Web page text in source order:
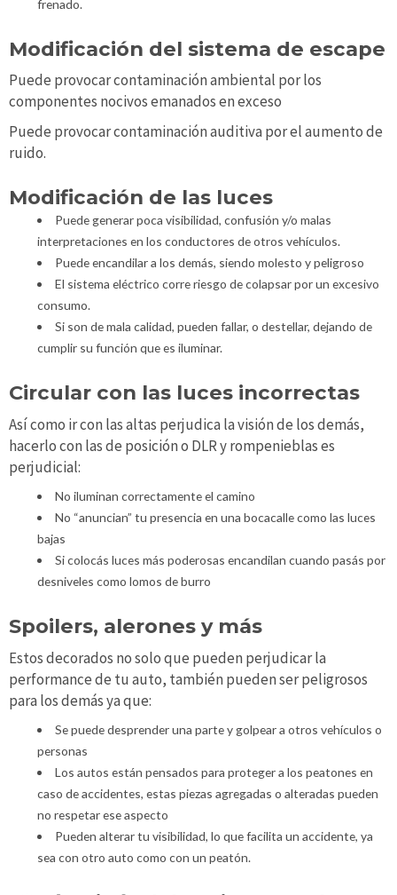
frenado.
Modificación del sistema de escape
Puede provocar contaminación ambiental por los
componentes nocivos emanados en exceso
Puede provocar contaminación auditiva por el aumento de
ruido.
Modificación de las luces
Puede generar poca visibilidad, confusión y/o malas
interpretaciones en los conductores de otros vehículos.
Puede encandilar a los demás, siendo molesto y peligroso
El sistema eléctrico corre riesgo de colapsar por un excesivo
consumo.
Si son de mala calidad, pueden fallar, o destellar, dejando de
cumplir su función que es iluminar.
Circular con las luces incorrectas
Así como ir con las altas perjudica la visión de los demás,
hacerlo con las de posición o DLR y rompenieblas es
perjudicial:
No iluminan correctamente el camino
No “anuncian” tu presencia en una bocacalle como las luces
bajas
Si colocás luces más poderosas encandilan cuando pasás por
desniveles como lomos de burro
Spoilers, alerones y más
Estos decorados no solo que pueden perjudicar la
performance de tu auto, también pueden ser peligrosos
para los demás ya que:
Se puede desprender una parte y golpear a otros vehículos o
personas
Los autos están pensados para proteger a los peatones en
caso de accidentes, estas piezas agregadas o alteradas pueden
no respetar ese aspecto
Pueden alterar tu visibilidad, lo que facilita un accidente, ya
sea con otro auto como con un peatón.